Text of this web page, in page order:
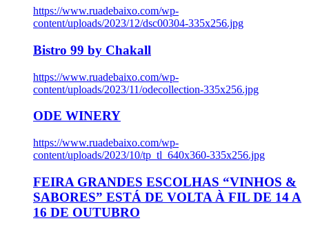
https://www.ruadebaixo.com/wp-
content/uploads/2023/12/dsc00304-335x256.jpg
Bistro 99 by Chakall
https://www.ruadebaixo.com/wp-
content/uploads/2023/11/odecollection-335x256.jpg
ODE WINERY
https://www.ruadebaixo.com/wp-
content/uploads/2023/10/tp_tl_640x360-335x256.jpg
FEIRA GRANDES ESCOLHAS “VINHOS &
SABORES” ESTÁ DE VOLTA À FIL DE 14 A
16 DE OUTUBRO